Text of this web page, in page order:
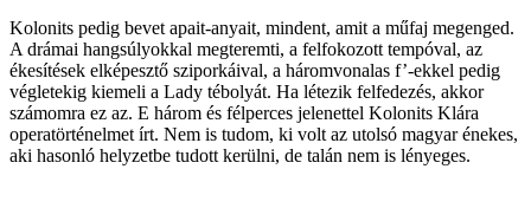
Kolonits pedig bevet apait-anyait, mindent, amit a műfaj megenged.
A drámai hangsúlyokkal megteremti, a felfokozott tempóval, az
ékesítések elképesztő sziporkáival, a háromvonalas f’-ekkel pedig
végletekig kiemeli a Lady tébolyát. Ha létezik felfedezés, akkor
számomra ez az. E három és félperces jelenettel Kolonits Klára
operatörténelmet írt. Nem is tudom, ki volt az utolsó magyar énekes,
aki hasonló helyzetbe tudott kerülni, de talán nem is lényeges.